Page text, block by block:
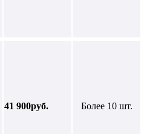
41 900руб. Более 10 шт.